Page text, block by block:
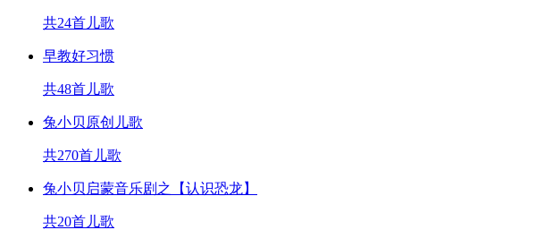
共24首儿歌
早教好习惯
共48首儿歌
兔小贝原创儿歌
共270首儿歌
兔小贝启蒙音乐剧之【认识恐龙】
共20首儿歌